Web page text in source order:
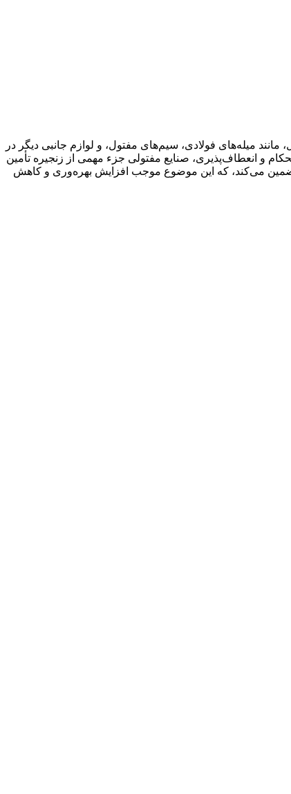
میله‌های فولادی، سیم‌های مفتول، و لوازم جانبی دیگر در
و انعطاف‌پذیری، صنایع مفتولی جزء مهمی از زنجیره تأمین
تضمین می‌کند، که این موضوع موجب افزایش بهره‌وری و کاهش